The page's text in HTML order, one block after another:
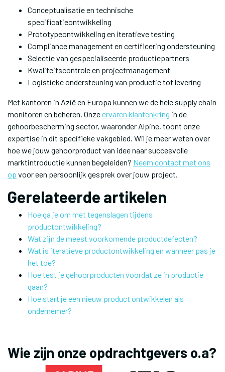
Conceptualisatie en technische
specificatieontwikkeling
Prototypeontwikkeling en iteratieve testing
Compliance management en certificering ondersteuning
Selectie van gespecialiseerde productiepartners
Kwaliteitscontrole en projectmanagement
Logistieke ondersteuning van productie tot levering
Met kantoren in Azië en Europa kunnen we de hele supply chain
monitoren en beheren. Onzeervaren klantenkring in de
gehoorbescherming sector, waaronder Alpine, toont onze
expertise in dit specifieke vakgebied. Wil je meer weten over
hoe we jouw gehoorproduct van idee naar succesvolle
marktintroductie kunnen begeleiden? Neem contact met ons
op voor een persoonlijk gesprek over jouw project.
Gerelateerde artikelen
Hoe ga je om met tegenslagen tijdens
productontwikkeling?
Wat zijn de meest voorkomende productdefecten?
Wat is iteratieve productontwikkeling en wanneer pas je
het toe?
Hoe test je gehoorproducten voordat ze in productie
gaan?
Hoe start je een nieuw product ontwikkelen als
ondernemer?
Wie zijn onze opdrachtgevers o.a?